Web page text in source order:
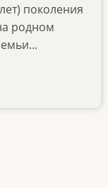
поколения
родном